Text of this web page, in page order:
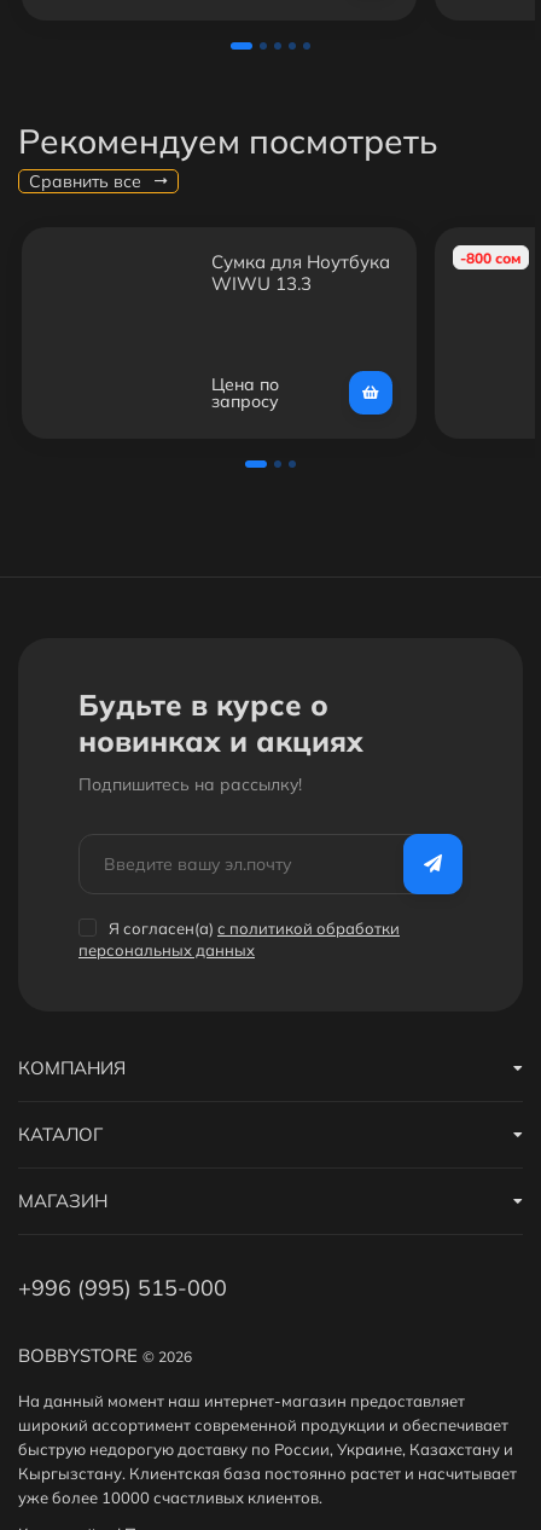
Рекомендуем посмотреть
Сравнить все
Сумка для Ноутбука
WIWU 13.3
Цена по
запросу
-800 сом
Будьте в курсе о
новинках и акциях
Подпишитесь на рассылкy!
Я согласен(a) с политикой обработки
персональных данных
BOBBYSTORE © 2026
На данный момент наш интернет-магазин предоставляет
широкий ассортимент современной продукции и обеспечивает
быструю недорогую доставку по России, Украине, Казахстану и
Кыргызстану. Клиентская база постоянно растет и насчитывает
уже более 10000 счастливых клиентов.
КОМПАНИЯ
КАТАЛОГ
МАГАЗИН
+996 (995) 515-000